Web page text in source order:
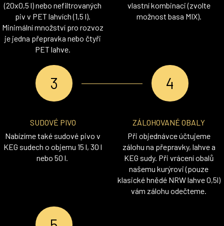
(20x0,5 l) nebo nefiltrovaných
piv v PET lahvích (1,5 l).
Minimální množství pro rozvoz
je jedna přepravka nebo čtyři
PET lahve.
vlastní kombinaci (zvolte
možnost basa MIX).
SUDOVÉ PIVO
Nabízíme také sudové pivo v
KEG sudech o objemu 15 l, 30 l
nebo 50 l.
ZÁLOHOVANÉ OBALY
Při objednávce účtujeme
zálohu na přepravky, lahve a
KEG sudy. Při vrácení obalů
našemu kurýrovi (pouze
klasické hnědé NRW lahve 0,5l)
vám zálohu odečteme.